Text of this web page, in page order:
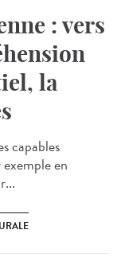
: vers
la
capables
en